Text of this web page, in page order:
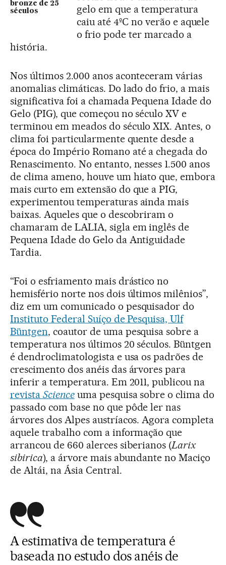
bronze de 25
séculos
gelo em que a temperatura
caiu até 4ºC no verão e aquele
o frio pode ter marcado a
história.
Nos últimos 2.000 anos aconteceram várias
anomalias climáticas. Do lado do frio, a mais
significativa foi a chamada Pequena Idade do
Gelo (PIG), que começou no século XV e
terminou em meados do século XIX. Antes, o
clima foi particularmente quente desde a
época do Império Romano até a chegada do
Renascimento. No entanto, nesses 1.500 anos
de clima ameno, houve um hiato que, embora
mais curto em extensão do que a PIG,
experimentou temperaturas ainda mais
baixas. Aqueles que o descobriram o
chamaram de LALIA, sigla em inglês de
Pequena Idade do Gelo da Antiguidade
Tardia.
“Foi o esfriamento mais drástico no
hemisfério norte nos dois últimos milênios”,
diz em um comunicado o pesquisador do
Instituto Federal Suíço de Pesquisa, Ulf
Büntgen, coautor de uma pesquisa sobre a
temperatura nos últimos 20 séculos. Büntgen
é dendroclimatologista e usa os padrões de
crescimento dos anéis das árvores para
inferir a temperatura. Em 2011, publicou na
revista Scienceuma pesquisa sobre o clima do
passado com base no que pôde ler nas
árvores dos Alpes austríacos. Agora completa
aquele trabalho com a informação que
arrancou de 660 alerces siberianos (Larix
sibirica), a árvore mais abundante no Maciço
de Altái, na Ásia Central.
A estimativa de temperatura é
baseada no estudo dos anéis de